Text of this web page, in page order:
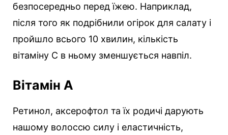
безпосередньо перед їжею. Наприклад,
після того як подрібнили огірок для салату і
пройшло всього 10 хвилин, кількість
вітаміну С в ньому зменшується навпіл.
Вітамін А
Ретинол, аксерофтол та їх родичі дарують
нашому волоссю силу і еластичність,